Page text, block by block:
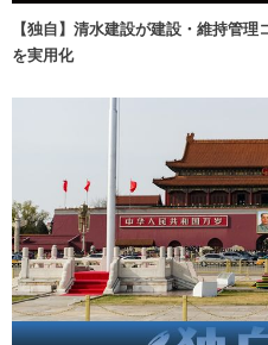
【独自】清水建設が建設・維持管
を実用化